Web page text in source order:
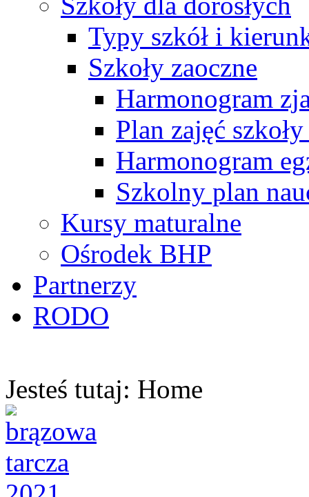
Typy szkół i
Szkoły zaoczne
Harmonogram
Plan zajęć
Harmonogram
Szkolny plan
Kursy maturalne
Ośrodek BHP
Partnerzy
RODO
Jesteś tutaj: Home